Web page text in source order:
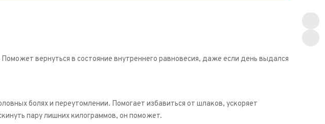
вернуться в состояние внутреннего равновесия, даже если день выдался
болях и переутомлении. Помогает избавиться от шлаков, ускоряет
пару лишних килограммов, он поможет.